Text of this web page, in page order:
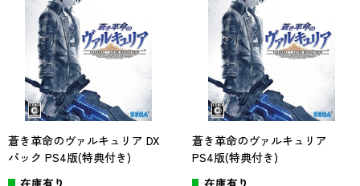
蒼き革命のヴァルキュリア DX
パック PS4版(特典付き)
在庫有り
蒼き革命のヴァルキュリア
PS4版(特典付き)
在庫有り